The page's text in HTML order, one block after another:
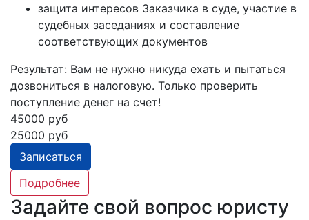
защита интересов Заказчика в суде, участие в
судебных заседаниях и составление
соответствующих документов
Результат: Вам не нужно никуда ехать и пытаться
дозвониться в налоговую. Только проверить
поступление денег на счет!
45000 руб
25000 руб
Записаться
Подробнее
Задайте свой вопрос юристу